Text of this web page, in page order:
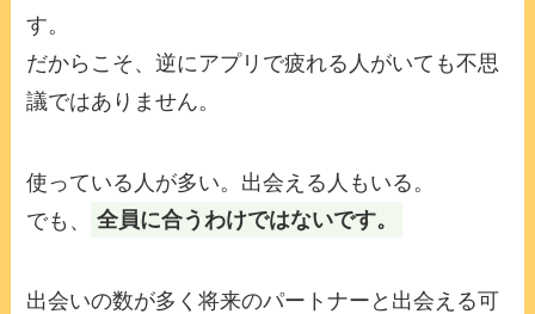
す。
だからこそ、逆にアプリで疲れる人がいても不思
議ではありません。
使っている人が多い。出会える人もいる。
でも、
全員に合うわけではないです。
出会いの数が多く将来のパートナーと出会える可